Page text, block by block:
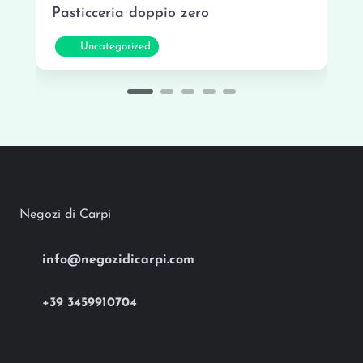
Pasticceria doppio zero
Uncategorized
Negozi di Carpi
info@negozidicarpi.com
+39 3459910704